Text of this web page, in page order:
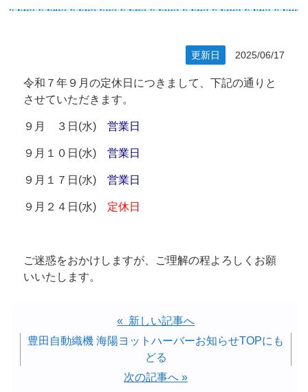
更新日 2025/06/17
令和７年９月の定休日につきまして、下記の通りと
させていただきます。
９月 ３日(水)営業日
９月１０日(水)営業日
９月１７日(水)営業日
９月２４日(水) 定休日
ご迷惑をおかけしますが、ご理解の程よろしくお願
いいたします。
« 新しい記事へ
豊田自動織機 海陽ヨットハーバーお知らせTOPにも
どる
次の記事へ »